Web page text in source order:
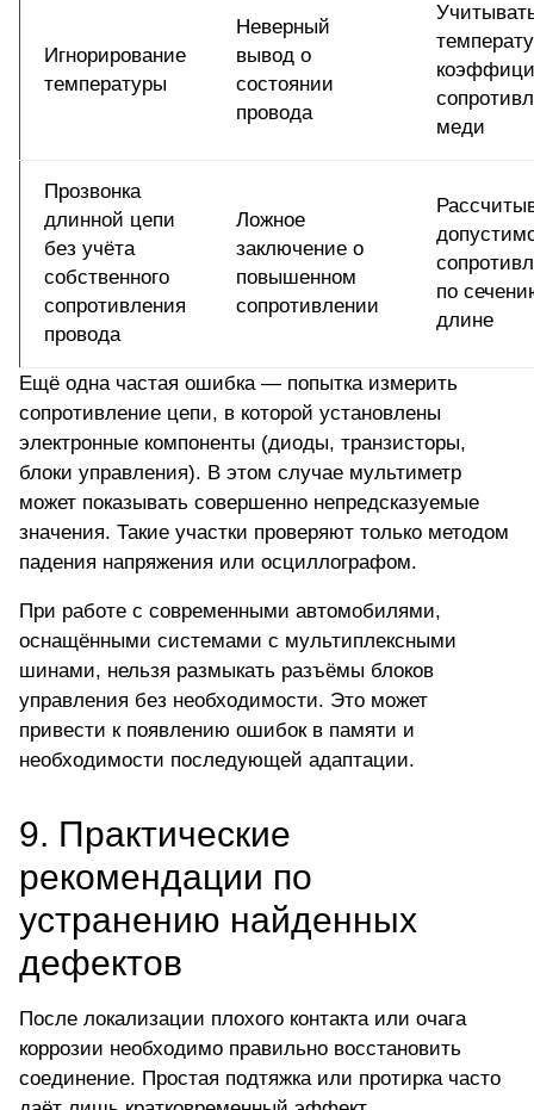
Игнорирование
температуры
Неверный
вывод о
состоянии
провода
меди
Прозвонка
длинной цепи
без учёта
собственного
сопротивления
провода
Ложное
заключение о
повышенном
сопротивлении
по
длине
Ещё одна частая ошибка — попытка измерить
сопротивление цепи, в которой установлены
электронные компоненты (диоды, транзисторы,
блоки управления). В этом случае мультиметр
может показывать совершенно непредсказуемые
значения. Такие участки проверяют только методом
падения напряжения или осциллографом.
При работе с современными автомобилями,
оснащёнными системами с мультиплексными
шинами, нельзя размыкать разъёмы блоков
управления без необходимости. Это может
привести к появлению ошибок в памяти и
необходимости последующей адаптации.
9. Практические
рекомендации по
устранению найденных
дефектов
После локализации плохого контакта или очага
коррозии необходимо правильно восстановить
соединение. Простая подтяжка или протирка часто